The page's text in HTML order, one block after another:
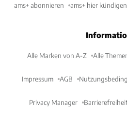
ams+ abonnieren ams+ hier kündigen
Alle Marken von A-Z Alle
Impressum AGB
Privacy Manager